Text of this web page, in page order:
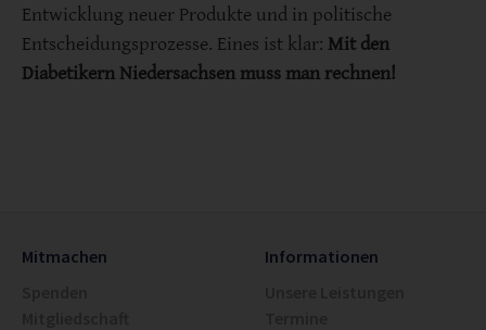
Entwicklung neuer Produkte und in politische
Entscheidungsprozesse. Eines ist klar: Mit den
Diabetikern Niedersachsen muss man rechnen!
Mitmachen
Informationen